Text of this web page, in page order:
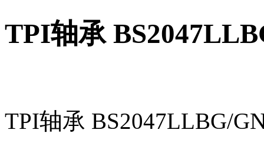
TPI轴承
TPI轴承 BS2047LLBG/